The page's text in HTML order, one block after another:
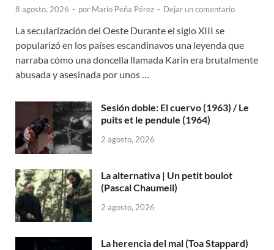
8 agosto, 2026 - por Mario Peña Pérez - Dejar un comentario
La secularización del Oeste Durante el siglo XIII se
popularizó en los países escandinavos una leyenda que
narraba cómo una doncella llamada Karin era brutalmente
abusada y asesinada por unos …
Sesión doble: El cuervo (1963) / Le
puits et le pendule (1964)
2 agosto, 2026
La alternativa | Un petit boulot
(Pascal Chaumeil)
2 agosto, 2026
La herencia del mal (Toa Stappard)